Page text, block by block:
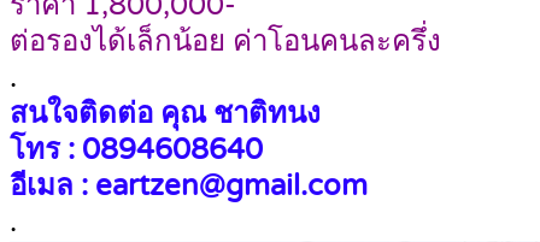
ต่อรองได้เล็กน้อย ค่าโอนคนละครึ่ง
.
สนใจติดต่อ คุณ ชาติทนง
โทร : 0894608640
อีเมล : eartzen@gmail.com
.